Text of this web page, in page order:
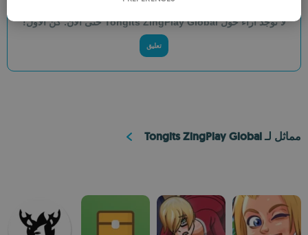
لا توجد آراء حول Tongits ZingPlay Global حتى الآن. كن الأول!
تعليق
مماثل لـ Tongits ZingPlay Global
ROMANIAN